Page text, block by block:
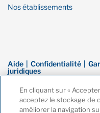
Nos établissements
Aide Confidentialité
juridiques
© Droit d’auteur de Financière
Oaken est une marque de
En cliquant sur «
acceptez le stockage de
améliorer la navigation